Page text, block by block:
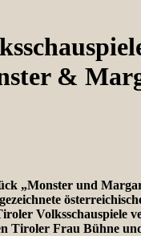
&
„Monster und
Volksschauspiele
Tiroler Frau Bühne